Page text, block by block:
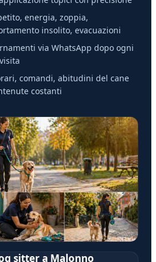
energia, zoppia,
insolito, evacuazioni
via WhatsApp dopo ogni
comandi, abitudini del cane
costanti
sitter a Malonno